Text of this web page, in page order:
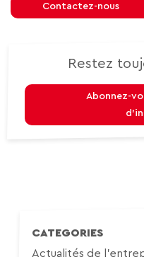
CATEGORIES
Actualités de
Contactez-nous
Restez
Abonnez-